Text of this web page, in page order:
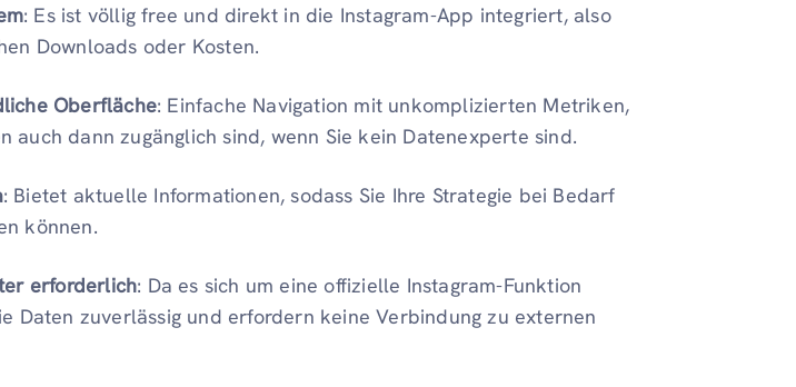
: Es ist völlig free und direkt in die Instagram-App integriert, also
Downloads oder Kosten.
Oberfläche: Einfache Navigation mit unkomplizierten Metriken,
auch dann zugänglich sind, wenn Sie kein Datenexperte sind.
: Bietet aktuelle Informationen, sodass Sie Ihre Strategie bei Bedarf
können.
erforderlich: Da es sich um eine offizielle Instagram-Funktion
Daten zuverlässig und erfordern keine Verbindung zu externen